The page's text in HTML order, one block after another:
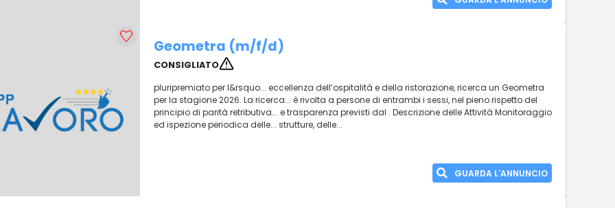
Geometra (m/f/d)
CONSIGLIATO
pluripremiato per l&rsquo... eccellenza dell’ospitalità e della ristorazione, ricerca un Geometra
per la stagione 2026. La ricerca... è rivolta a persone di entrambi i sessi, nel pieno rispetto del
principio di parità retributiva... e trasparenza previsti dal . Descrizione delle Attività Monitoraggio
ed ispezione periodica delle... strutture, delle...
GUARDA L'ANNUNCIO